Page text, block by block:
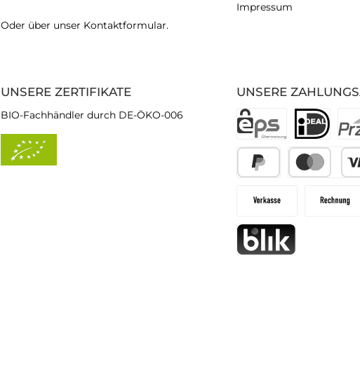
Oder über unser Kontaktformular.
UNSERE
UNSERE ZERTIFIKATE
BIO-Fachhändler durch DE-ÖKO-006
Impressum